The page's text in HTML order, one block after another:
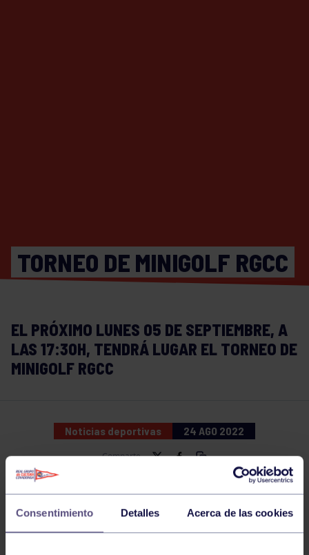
Consentimiento Detalles Acerca de las cookies
TORNEO DE MINIGOLF RGCC
EL PRÓXIMO LUNES 05 DE SEPTIEMBRE, A
LAS 17:30H, TENDRÁ LUGAR EL TORNEO DE
MINIGOLF RGCC
Noticias deportivas 24 AGO 2022
Comparte